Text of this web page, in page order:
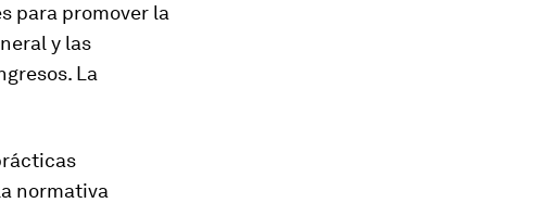
para promover la
y las
La
normativa